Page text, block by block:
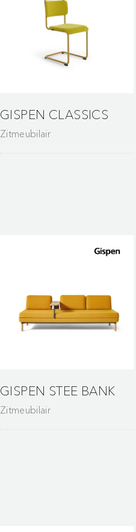
GISPEN CLASSICS
Zitmeubilair
GISPEN STEE BANK
Zitmeubilair